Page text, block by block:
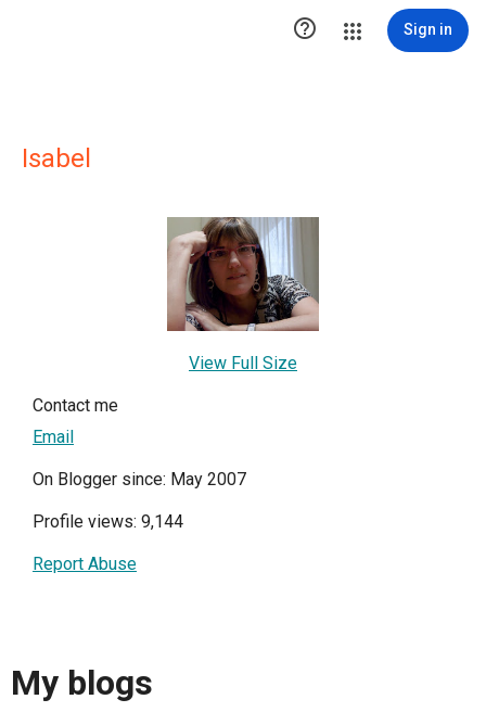
 Sign in
Isabel
View Full Size
Contact me
Email
On Blogger since: May 2007
Profile views: 9,144
Report Abuse
My blogs